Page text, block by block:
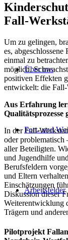
Über uns
Fort- und
Arbeitsfelder
Fall-
Um zu gelingen,
es,
einmal zu
möglich,
positiven Effekten
entwickelt: die Fall-
Aus Erfahrung
Qualitätsprozesse
In der Fall-
oder problematisch
aller Beteiligten.
und Jugendhilfe
Berufsfeldern
und Eltern
Einschätzungen
Diskussion dieser
Weiterentwicklung
Trägern und
Pilotprojekt